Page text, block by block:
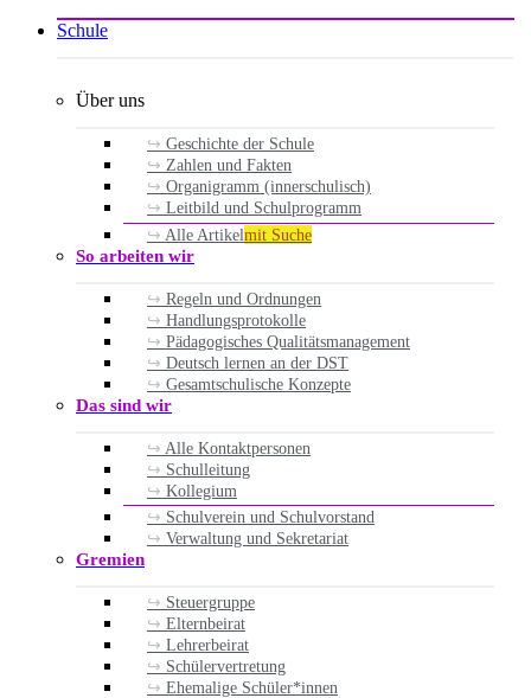
Schule
Über uns
Geschichte der Schule
Zahlen und Fakten
Organigramm (innerschulisch)
Leitbild und Schulprogramm
Alle Artikelmit Suche
So arbeiten wir
Regeln und Ordnungen
Handlungsprotokolle
Pädagogisches Qualitätsmanagement
Deutsch lernen an der DST
Gesamtschulische Konzepte
Das sind wir
Alle Kontaktpersonen
Schulleitung
Kollegium
Schulverein und Schulvorstand
Verwaltung und Sekretariat
Gremien
Steuergruppe
Elternbeirat
Lehrerbeirat
Schülervertretung
Ehemalige Schüler*innen